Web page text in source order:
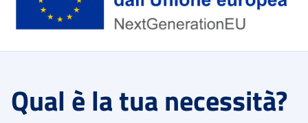
Qual è la tua necessità?